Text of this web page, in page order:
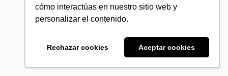
cómo interactúas en nuestro sitio web y
personalizar el contenido.
Rechazar cookies Aceptar cookies